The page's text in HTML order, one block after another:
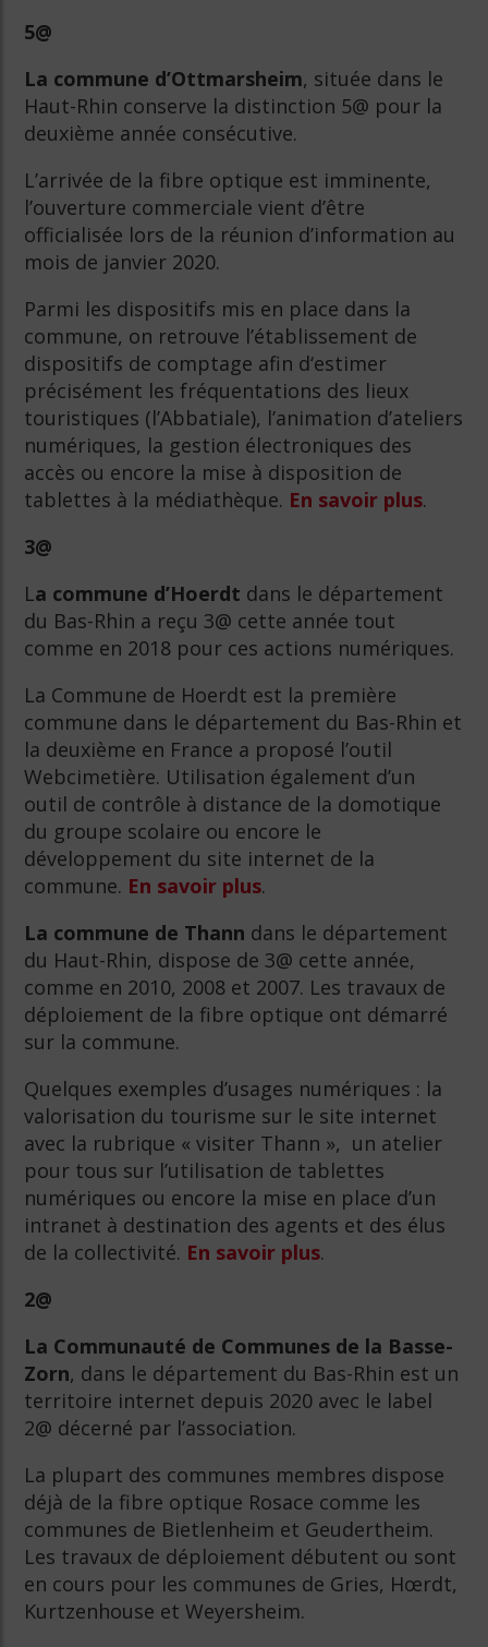
5@
La commune d’Ottmarsheim, située dans le
Haut-Rhin conserve la distinction 5@ pour la
deuxième année consécutive.
L’arrivée de la fibre optique est imminente,
l’ouverture commerciale vient d’être
officialisée lors de la réunion d’information au
mois de janvier 2020.
Parmi les dispositifs mis en place dans la
commune, on retrouve l’établissement de
dispositifs de comptage afin d‘estimer
précisément les fréquentations des lieux
touristiques (l’Abbatiale), l’animation d’ateliers
numériques, la gestion électroniques des
accès ou encore la mise à disposition de
tablettes à la médiathèque. En savoir plus.
3@
La commune d’Hoerdt dans le département
du Bas-Rhin a reçu 3@ cette année tout
comme en 2018 pour ces actions numériques.
La Commune de Hoerdt est la première
commune dans le département du Bas-Rhin et
la deuxième en France a proposé l’outil
Webcimetière. Utilisation également d’un
outil de contrôle à distance de la domotique
du groupe scolaire ou encore le
développement du site internet de la
commune. En savoir plus.
La commune de Thann dans le département
du Haut-Rhin, dispose de 3@ cette année,
comme en 2010, 2008 et 2007. Les travaux de
déploiement de la fibre optique ont démarré
sur la commune.
Quelques exemples d’usages numériques : la
valorisation du tourisme sur le site internet
avec la rubrique « visiter Thann », un atelier
pour tous sur l’utilisation de tablettes
numériques ou encore la mise en place d’un
intranet à destination des agents et des élus
de la collectivité. En savoir plus.
2@
La Communauté de Communes de la Basse-
Zorn, dans le département du Bas-Rhin est un
territoire internet depuis 2020 avec le label
2@ décerné par l’association.
La plupart des communes membres dispose
déjà de la fibre optique Rosace comme les
communes de Bietlenheim et Geudertheim.
Les travaux de déploiement débutent ou sont
en cours pour les communes de Gries, Hœrdt,
Kurtzenhouse et Weyersheim.